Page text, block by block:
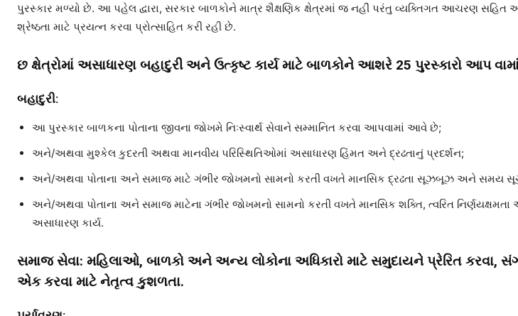
પુરસ્કાર મળ્યો છે. આ પહેલ દ્વારા, સરકાર બાળકોને માત્ર શૈક્ષણિક ક્ષેત્રમાં જ નહીં પરંતુ વ્યક્તિગત આચરણ સહિત
શ્રેષ્ઠતા માટે પ્રયત્ન કરવા પ્રોત્સાહિત કરી રહી છે.
છ ક્ષેત્રોમાં અસાધારણ બહાદુરી અને ઉત્કૃષ્ટ કાર્ય માટે બાળકોને આશરે 25 પુરસ્કારો આપ
બહાદુરી:
આ પુરસ્કાર બાળકના પોતાના જીવના જોખમે નિઃસ્વાર્થ સેવાને સમ્માનિત કરવા આપવામાં આવે છે;
અને/અથવા મુશ્કેલ કુદરતી અથવા માનવીય પરિસ્થિતિઓમાં અસાધારણ હિંમત અને દ્રઢતાનું પ્રદર્શન;
અને/અથવા પોતાના અને સમાજ માટે ગંભીર જોખમનો સામનો કરતી વખતે માનસિક દ્રઢતા સૂઝબૂઝ અને સમય
અને/અથવા પોતાના અને સમાજ માટેના ગંભીર જોખમનો સામનો કરતી વખતે માનસિક શક્તિ, ત્વરિત નિર્ણયક્ષમતા
અસાધારણ કાર્ય.
સમાજ સેવા: મહિલાઓ, બાળકો અને અન્ય લોકોના અધિકારો માટે સમુદાયને પ્રેરિત કરવા,
એક કરવા માટે નેતૃત્વ કુશળતા.